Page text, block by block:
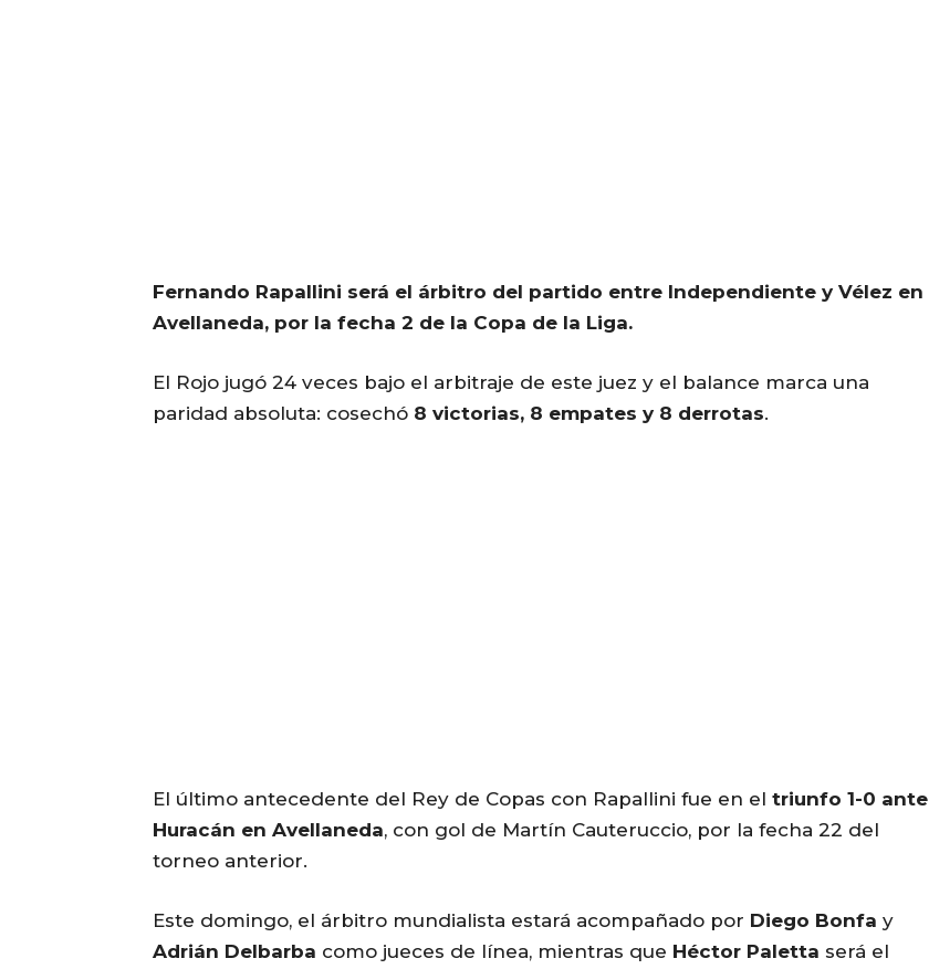
Fernando Rapallini será el árbitro del partido entre Independiente y Vélez en
Avellaneda, por la fecha 2 de la Copa de la Liga.
El Rojo jugó 24 veces bajo el arbitraje de este juez y el balance marca una
paridad absoluta: cosechó 8 victorias, 8 empates y 8 derrotas.
El último antecedente del Rey de Copas con Rapallini fue en el triunfo 1-0 ante
Huracán en Avellaneda, con gol de Martín Cauteruccio, por la fecha 22 del
torneo anterior.
Este domingo, el árbitro mundialista estará acompañado por Diego Bonfa y
Adrián Delbarba como jueces de línea, mientras que Héctor Paletta será el